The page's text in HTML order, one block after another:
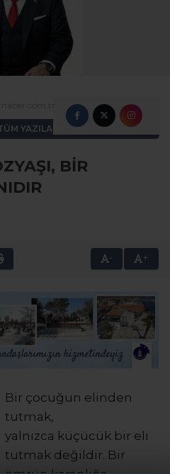
YAZILARI
BİR
- +
Bir çocuğun elinden
tutmak,
yalnızca küçücük bir eli
tutmak değildir. Bir